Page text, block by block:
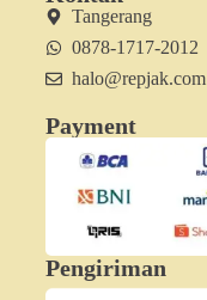
Tangerang
0878-1717-2012
halo@repjak.com
Payment
Pengiriman